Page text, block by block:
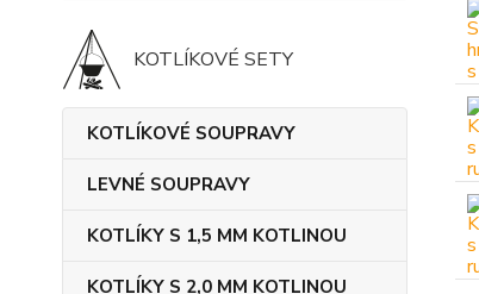
KOTLÍKOVÉ SETY
KOTLÍKOVÉ SOUPRAVY
LEVNÉ SOUPRAVY
KOTLÍKY S 1,5 MM KOTLINOU
KOTLÍKY S 2,0 MM KOTLINOU